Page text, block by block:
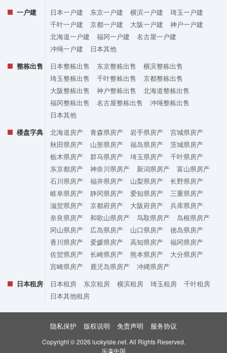
一户建
日本一户建 东京一户建 横滨一户建
琦玉一户建
千叶一户建
京都一户建 大阪一户建
神户一户建
北海道一户建
福冈一户建
名古屋一户建
冲绳一户建
日本其他
整栋出售
日本整栋出售 东京整栋出售
横滨整栋出售
琦玉整栋出售
千叶整栋出售
京都整栋出售
大阪整栋出售
神户整栋出售
北海道整栋出售
福冈整栋出售
名古屋整栋出售
冲绳整栋出售
日本其他
楼盘字典
北海道房产 青森県房产 岩手県房产
宫城県房产
秋田県房产
山形県房产 福岛県房产
茨城県房产
栃木県房产
群马県房产 埼玉県房产
千叶県房产
东京都房产
神奈川県房产 新潟県房产
富山県房产
石川県房产
福井県房产 山梨県房产
长野県房产
岐阜県房产
静冈県房产 爱知県房产
三重県房产
滋贺県房产
京都府房产 大阪府房产
兵库県房产
奈良県房产
和歌山県房产 鸟取県房产
岛根県房产
冈山県房产
広岛県房产 山口県房产
徳岛県房产
香川県房产
爱媛県房产 高知県房产
福冈県房产
佐贺県房产
长崎県房产 熊本県房产
大分県房产
宫崎県房产
鹿児岛県房产
冲縄県房产
日本租房
日本租房 东京租房 横滨租房 琦玉租房
千叶租房
日本其他租房
隐私保护 版权说明 免责声明 服务协议
Copyright © 2026 luckyisle.net. All Rights Reserved.
乐瀛中国